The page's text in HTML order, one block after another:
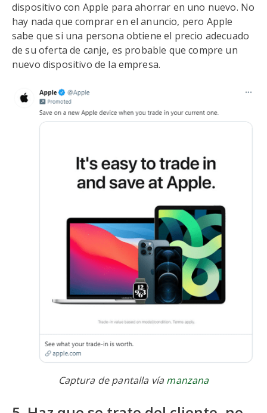
dispositivo con Apple para ahorrar en uno nuevo. No
hay nada que comprar en el anuncio, pero Apple
sabe que si una persona obtiene el precio adecuado
de su oferta de canje, es probable que compre un
nuevo dispositivo de la empresa.
Captura de pantalla vía manzana